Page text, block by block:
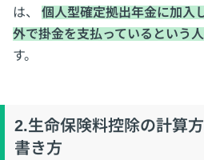
は、 個人型確定拠出年金に加入
外で掛金を支払っているという人
す。
2.生命保険料控除の計算
書き方